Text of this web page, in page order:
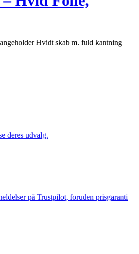
Hvidt skab m. fuld kantning
deres udvalg.
på Trustpilot, foruden prisgaranti